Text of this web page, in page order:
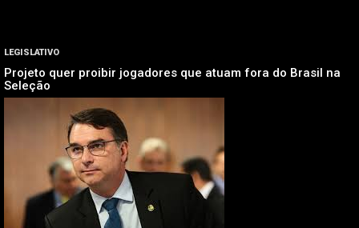
LEGISLATIVO
Projeto quer proibir jogadores que atuam fora do Brasil na
Seleção